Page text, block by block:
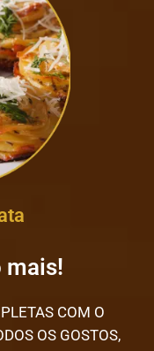
mais!
COM O
OS GOSTOS,